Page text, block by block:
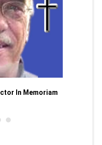
In Memoriam